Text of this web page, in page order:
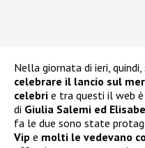
Nella giornata di ieri,
celebrare il lancio sul
celebri e tra questi il web
di Giulia Salemi ed
fa le due sono state
Vip e molti le vedevano